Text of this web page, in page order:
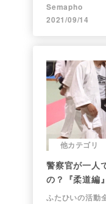
Semapho
2021/09/14
他カテゴリ
警察官が一人
の？『柔道編
ふたひいの活動